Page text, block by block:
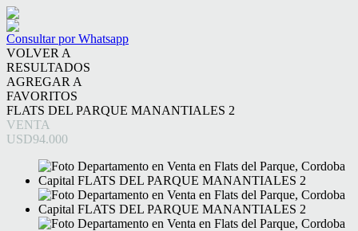
Consultar por Whatsapp
VOLVER A
RESULTADOS
AGREGAR A
FAVORITOS
FLATS DEL PARQUE MANANTIALES 2
VENTA
USD94.000